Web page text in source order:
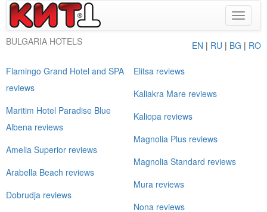
Toggle
BULGARIA HOTELS
EN | RU | BG | RO
Flamingo Grand Hotel and SPA
reviews
Maritim Hotel Paradise Blue
Albena reviews
Amelia Superior reviews
Arabella Beach reviews
Dobrudja reviews
Elitsa reviews
Kaliakra Mare reviews
Kaliopa reviews
Magnolia Plus reviews
Magnolia Standard reviews
Mura reviews
Nona reviews